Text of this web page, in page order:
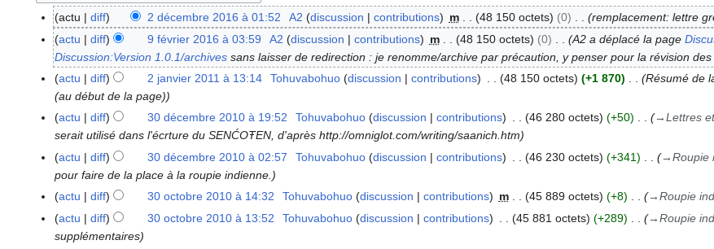
2
d
e
0
1
actu diff 2 décembre 2016 à 01:52 A2 discussion contributions m 48 150 octets 0
remplacement: lettre
9
é
0
1
actu diff 9 février 2016 à 03:59 A2 discussion contributions m 48 150 octets 0 A2 a déplacé la page
Discussion:Version 1.0.1/archives sans laisser de redirection : je renomme/archive par précaution, y penser pour la révision
2
a
2
actu diff 2 janvier 2011 à 13:14 Tohuvabohuo discussion contributions 48 150 octets +1 870
Résumé de
(au début de la page)
3
d
actu diff 30 décembre 2010 à 19:52 Tohuvabohuo discussion contributions 46 280 octets +50 →Lettres
serait utilisé dans l'écrture du SENĆOŦEN, d'après http://omniglot.com/writing/saanich.htm
actu
diff 30 décembre 2010 à 02:57 Tohuvabohuo discussion contributions 46 230 octets +341 →Roupie
pour faire de la place à la roupie indienne.
3
0
actu diff 30 octobre 2010 à 14:32 Tohuvabohuo discussion contributions m 45 889 octets +8 →Roupie
actu
diff 30 octobre 2010 à 13:52 Tohuvabohuo discussion contributions 45 881 octets +289 →Roupie
supplémentaires